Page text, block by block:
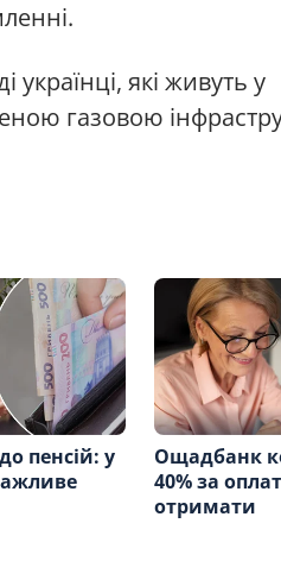
які живуть у
газовою
пенсій: у
Ощадбанк
40% за
отримати